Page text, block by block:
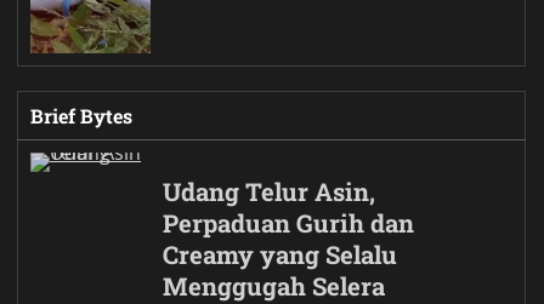
Brief Bytes
Udang Telur Asin,
Perpaduan Gurih dan
Creamy yang Selalu
Menggugah Selera